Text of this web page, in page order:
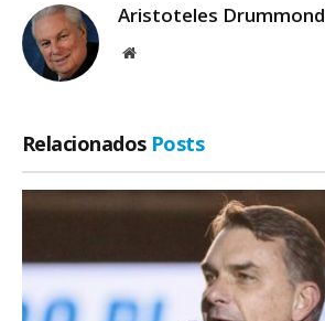
Aristoteles Drummond
Site
Relacionados Posts